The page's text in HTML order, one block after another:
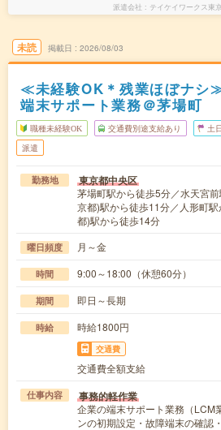
派遣会社 テイケイワークス東
未読 掲載日 2026/08/03
≪未経験OK＊残業ほぼナシ
端末サポート業務＠茅場町
職種未経験OK 交通費別途支給あり 土
派遣
勤務地 東京都中央区
茅場町駅から徒歩5分／水天宮
京都)駅から徒歩11分／人形町
都)駅から徒歩14分
曜日頻度 月～金
時間 9:00～18:00（休憩60分）
期間 即日～長期
時給 時給1800円
交通費
交通費全額支給
仕事内容 事務的軽作業
企業の端末サポート業務（LCM
ンの初期設定・故障端末の確認